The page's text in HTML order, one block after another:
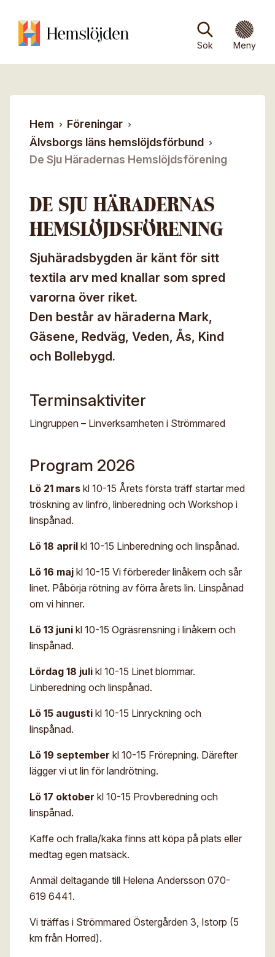
Stäng
Meny
Sök
Stäng
Kontakt
Nyheter/Arkiv
Medlemsföreningar
För våra medlemsföreningar
Medlemskap
Om medlemskapet
Frågor och svar
Om Mina sidor
Personuppgiftspolicy
Vår verksamhet
Skogens material
Lin
Hemslöjdens samlingar på
Digitalt museum
Stipendier
Gesäll- och mästarbrev
Immateriellt kulturarv
Slöjdkalendern
Bli medlem
Mina sidor
Sök
Eng
Hem
Föreningar
Älvsborgs läns hemslöjdsförbund
De Sju Häradernas Hemslöjdsförening
DE SJU HÄRADERNAS
HEMSLÖJDSFÖRENING
Sjuhäradsbygden är känt för sitt
textila arv med knallar som spred
varorna över riket.
Den består av häraderna Mark,
Gäsene, Redväg, Veden, Ås, Kind
och Bollebygd.
Terminsaktiviter
Lingruppen – Linverksamheten i Strömmared
Program 2026
Lö 21 mars kl 10-15 Årets första träff startar med
tröskning av linfrö, linberedning och Workshop i
linspånad.
Lö 18 april kl 10-15 Linberedning och linspånad.
Lö 16 maj kl 10-15 Vi förbereder linåkern och sår
linet. Påbörja rötning av förra årets lin. Linspånad
om vi hinner.
Lö 13 juni kl 10-15 Ogräsrensning i linåkern och
linspånad.
Lördag 18 juli kl 10-15 Linet blommar.
Linberedning och linspånad.
Lö 15 augusti kl 10-15 Linryckning och
linspånad.
Lö 19 september kl 10-15 Frörepning. Därefter
lägger vi ut lin för landrötning.
Lö 17 oktober kl 10-15 Provberedning och
linspånad.
Kaffe och fralla/kaka finns att köpa på plats eller
medtag egen matsäck.
Anmäl deltagande till Helena Andersson 070-
619 6441.
Vi träffas i Strömmared Östergården 3, Istorp (5
km från Horred).
Meddelande*
hanteras av Hemslöjden enligt
för att hantera din anmälan och lämnas aldrig ut till
något företag, annan organisation eller privatperson.